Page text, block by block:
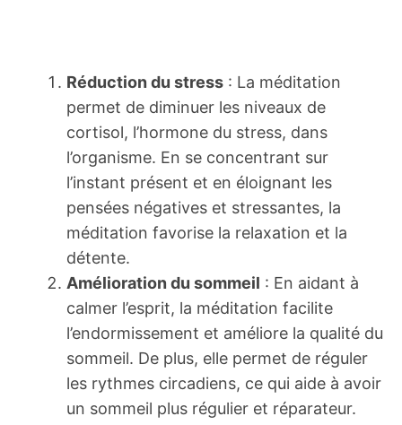
Réduction du stress : La méditation
permet de diminuer les niveaux de
cortisol, l’hormone du stress, dans
l’organisme. En se concentrant sur
l’instant présent et en éloignant les
pensées négatives et stressantes, la
méditation favorise la relaxation et la
détente.
Amélioration du sommeil : En aidant à
calmer l’esprit, la méditation facilite
l’endormissement et améliore la qualité du
sommeil. De plus, elle permet de réguler
les rythmes circadiens, ce qui aide à avoir
un sommeil plus régulier et réparateur.